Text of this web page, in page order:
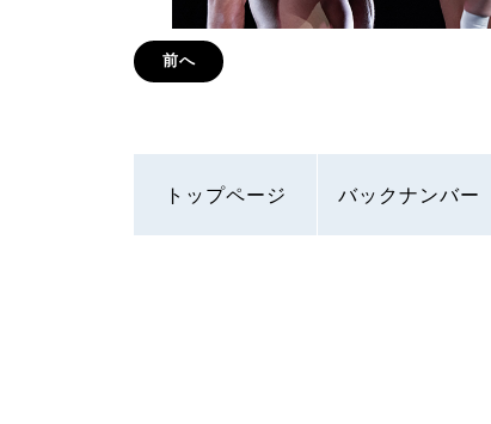
前へ
トップページ バックナンバー